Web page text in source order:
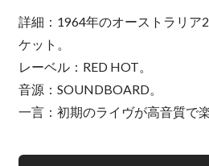
詳細：1964年のオーストラリア
ケット。
レーベル：RED HOT。
音源：SOUNDBOARD。
一言：初期のライヴが高音質で